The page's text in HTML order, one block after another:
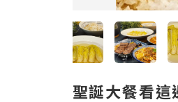
聖誕大餐看這